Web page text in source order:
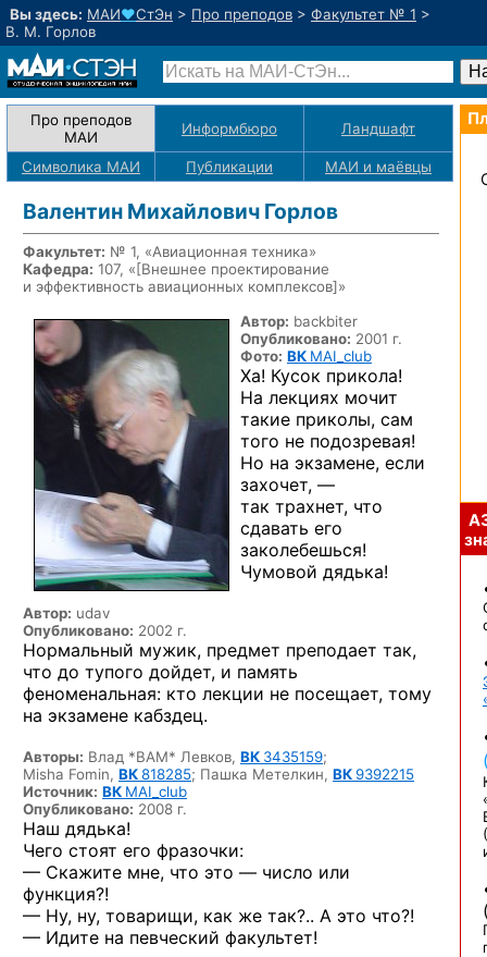
Вы здесь: МАИ♥СтЭн > Про преподов > Факультет № 1 >
В. М. Горлов
Про преподов
МАИ
Информбюро Ландшафт
Символика МАИ Публикации МАИ и маёвцы
Валентин Михайлович Горлов
Факультет: № 1, «Авиационная техника»
Кафедра: 107, «[Внешнее проектирование
и эффективность авиационных комплексов]»
Автор: backbiter
Опубликовано: 2001 г.
Фото: ВК MAI_club
Ха! Кусок прикола!
На лекциях мочит
такие приколы, сам
того не подозревая!
Но на экзамене, если
захочет, —
так трахнет, что
сдавать его
заколебешься!
Чумовой дядька!
Автор: udav
Опубликовано: 2002 г.
Нормальный мужик, предмет преподает так,
что до тупого дойдет, и память
феноменальная: кто лекции не посещает, тому
на экзамене кабздец.
Авторы: Влад *BAM* Левков, ВК 3435159;
Misha Fomin, ВК818285; Пашка Метелкин, ВК9392215
Источник: ВК MAI_club
Опубликовано: 2008 г.
Наш дядька!
Чего стоят его фразочки:
— Скажите мне, что это — число или
функция?!
— Ну, ну, товарищи, как же так?.. А это что?!
— Идите на певческий факультет!
(